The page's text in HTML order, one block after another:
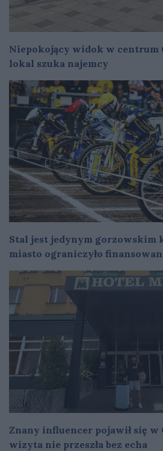
Niepokojący widok w centrum
lokal szuka najemcy
Stal jest jedynym gorzowskim
miasto ograniczyło
Znany influencer pojawił się w
wizyta nie przeszła bez echa